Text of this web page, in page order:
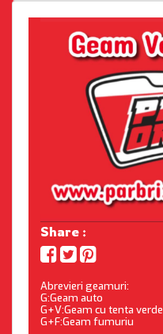
Share :
Abrevieri geamuri:
G:Geam auto
G+V:Geam cu tenta verde
G+F:Geam fumuriu